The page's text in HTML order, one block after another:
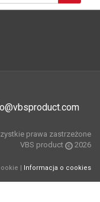
prawa zastrzeżone
VBS product
2026
| Informacja o cookies